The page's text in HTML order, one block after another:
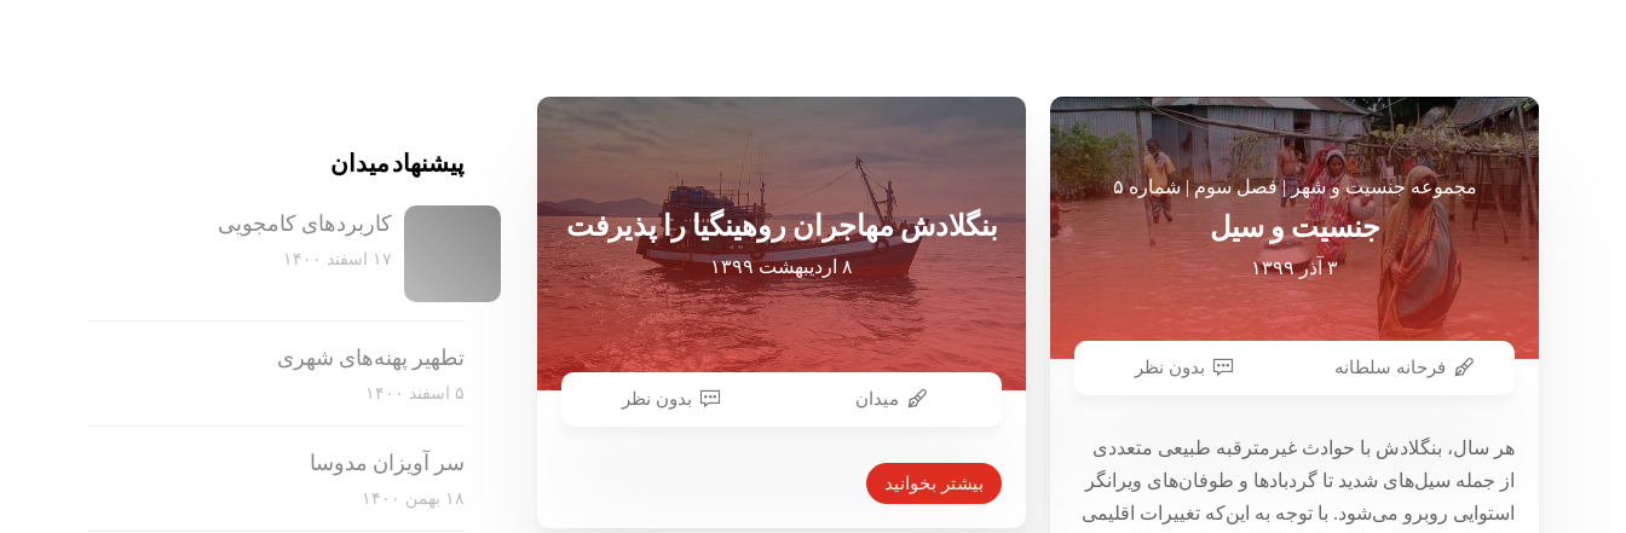
مجموعه جنسیت و شهر | فصل سوم | شماره ۵
جنسیت و سیل
۳ آذر ۱۳۹۹
فرحانه سلطانه بدون نظر
هر سال، بنگلادش با حوادث غیرمترقبه طبيعی متعددی
از جمله سیل‌های شدید تا گردبادها و طوفان‌های ويرانگر
استوايی روبرو می‌شود. با توجه به اين‌که تغييرات اقلیمی
بنگلادش مهاجران روهینگیا را پذیرفت
۸ اردیبهشت ۱۳۹۹
میدان بدون نظر
بیشتر بخوانید
پیشنهاد میدان
کاربرد‌های کامجویی
۱۷ اسفند ۱۴۰۰
تطهیر پهنه‌های شهری
۵ اسفند ۱۴۰۰
سر آویزان مدوسا
۱۸ بهمن ۱۴۰۰